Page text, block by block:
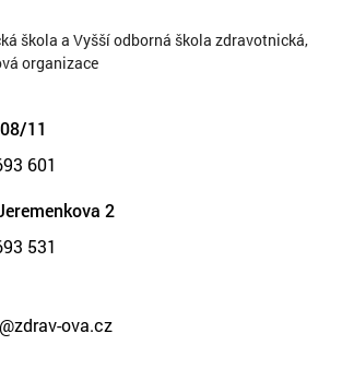
škola a Vyšší odborná škola zdravotnická,
organizace
11
601
2
531
ova.cz